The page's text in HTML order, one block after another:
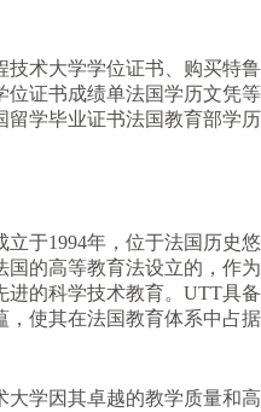
技术大学学位证书、购买特鲁
位证书成绩单法国学历文凭等
留学毕业证书法国教育部学历
立于1994年，位于法国历史悠
国的高等教育法设立的，作为
进的科学技术教育。UTT具备
，使其在法国教育体系中占据
学因其卓越的教学质量和高